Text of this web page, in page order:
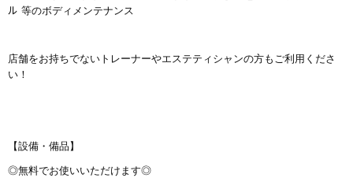
ル 等のボディメンテナンス
店舗をお持ちでないトレーナーやエステティシャンの方もご利用くださ
い！
【設備・備品】
◎無料でお使いいただけます◎